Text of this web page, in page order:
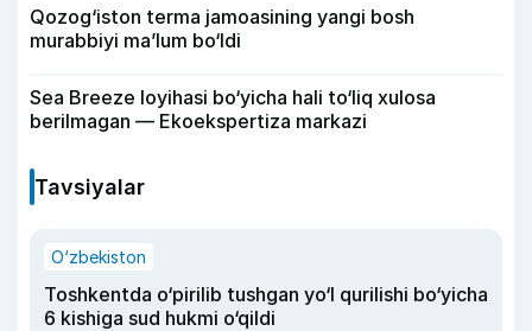
Qozog‘iston terma jamoasining yangi bosh
murabbiyi ma’lum bo‘ldi
Sea Breeze loyihasi bo‘yicha hali to‘liq xulosa
berilmagan — Ekoekspertiza markazi
Tavsiyalar
O‘zbekiston
Toshkentda o‘pirilib tushgan yo‘l qurilishi bo‘yicha
6 kishiga sud hukmi o‘qildi